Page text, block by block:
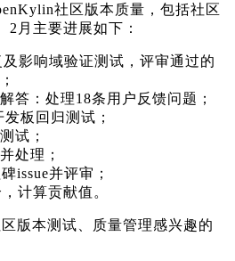
社区版本质量，包括社区
2月主要进展如下：
影响域验证测试，评审通过的
答：处理18条用户反馈问题；
板回归测试；
试；
处理；
issue并评审；
计算贡献值。
版本测试、质量管理感兴趣的